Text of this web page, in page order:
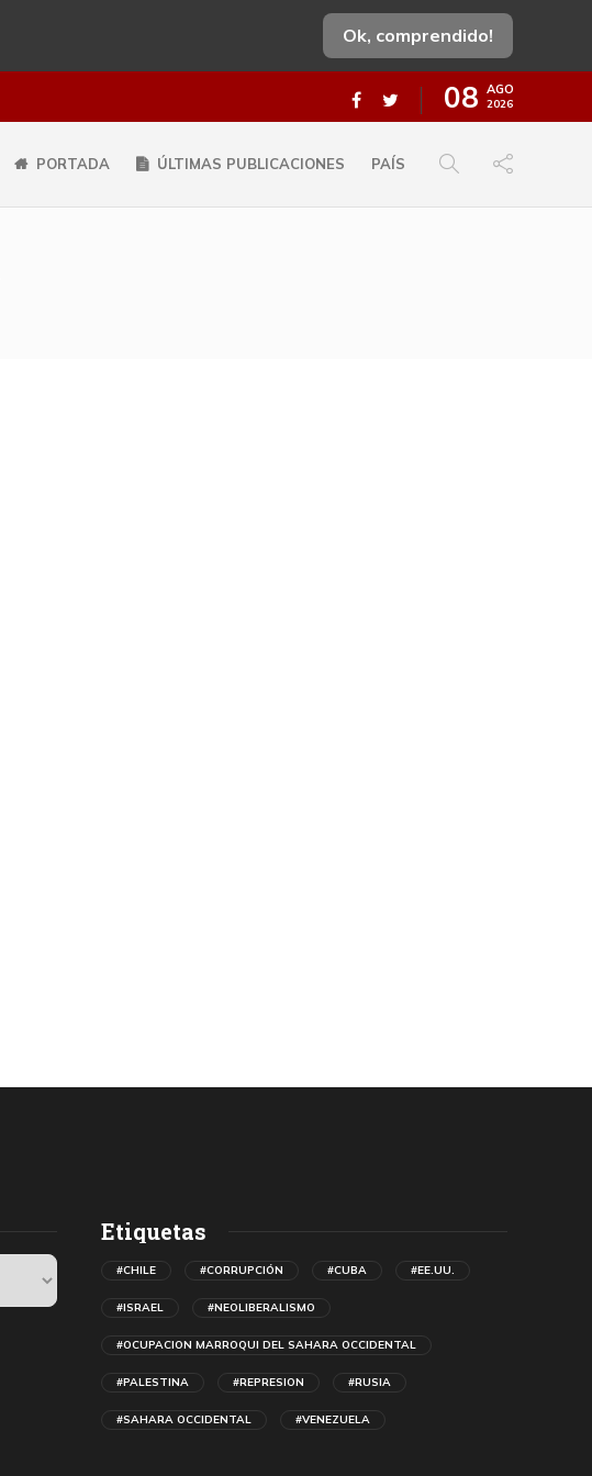
Ok, comprendido!
08 AGO
2026
PORTADA ÚLTIMAS PUBLICACIONES PAÍS
Etiquetas
#CHILE #CORRUPCIÓN #CUBA #EE.UU.
#ISRAEL #NEOLIBERALISMO
#OCUPACION MARROQUI DEL SAHARA OCCIDENTAL
#PALESTINA #REPRESION #RUSIA
#SAHARA OCCIDENTAL #VENEZUELA